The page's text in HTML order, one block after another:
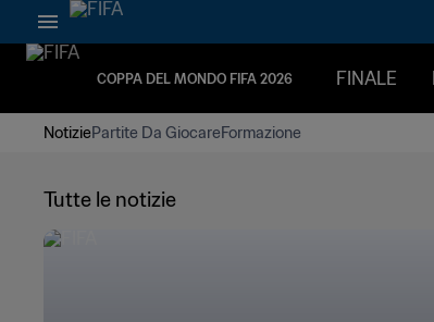
COPPA DEL MONDO FIFA 2026 FINALE
NotiziePartite Da GiocareFormazione
Tutte le notizie